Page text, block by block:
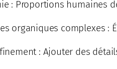
: Proportions humaines
organiques complexes :
: Ajouter des